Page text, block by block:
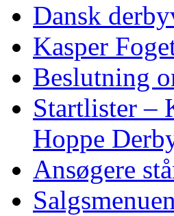
Dansk
Kasper
Beslutning
Startlister –
Hoppe
Ansøgere